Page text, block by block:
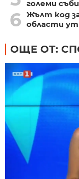
големи
6 Жълт код
области
ОЩЕ ОТ: